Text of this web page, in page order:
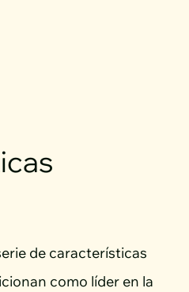
de características
como líder en la